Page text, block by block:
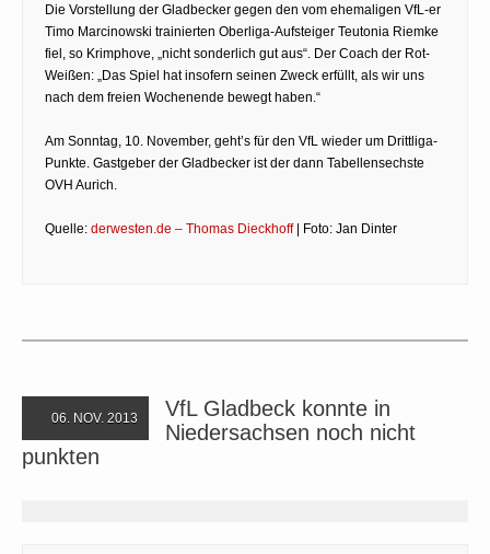
Die Vorstellung der Gladbecker gegen den vom ehemaligen VfL-er
Timo Marcinowski trainierten Oberliga-Aufsteiger Teutonia Riemke
fiel, so Krimphove, „nicht sonderlich gut aus“. Der Coach der Rot-
Weißen: „Das Spiel hat insofern seinen Zweck erfüllt, als wir uns
nach dem freien Wochenende bewegt haben.“
Am Sonntag, 10. November, geht’s für den VfL wieder um Drittliga-
Punkte. Gastgeber der Gladbecker ist der dann Tabellensechste
OVH Aurich.
Quelle: derwesten.de – Thomas Dieckhoff | Foto: Jan Dinter
06. NOV. 2013
VfL Gladbeck konnte in
Niedersachsen noch nicht
punkten